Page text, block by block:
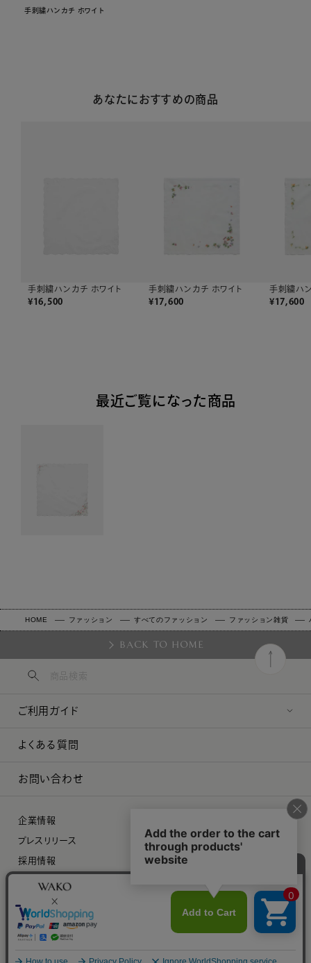
手刺繍ハンカチ ホワイト
あなたにおすすめの商品
手刺繍ハンカチ ホワイト
¥16,500
手刺繍ハンカチ ホワイト
¥17,600
手刺繍ハ
¥17,600
最近ご覧になった商品
HOME ファッション すべてのファッション ファッション雑貨
BACK TO HOME
ご利用ガイド
よくある質問
お問い合わせ
企業情報
プレスリリース
採用情報
プライバシーポリシー